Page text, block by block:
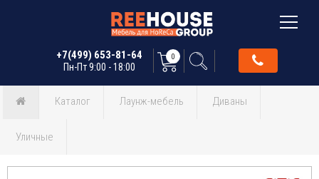
+7(499) 653-81-64
Пн-Пт 9:00 - 18:00
0
Каталог Лаунж-мебель Диваны
Уличные